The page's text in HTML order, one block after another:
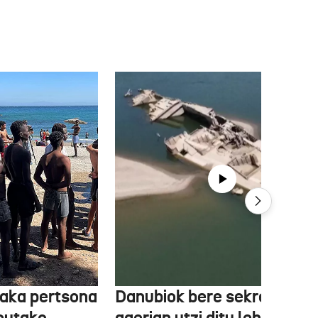
pertsona
Danubiok bere sekretuak